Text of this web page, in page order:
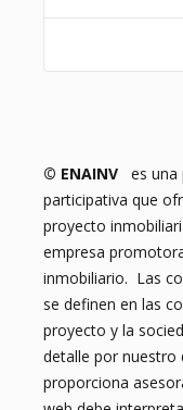
25 años de
construcción
390.000€ y es
rehabilitar, que
constituido por
apartamentos
encuentra libre
registro). Los
respaldo de la
deudas y es
INFORME
© ENAINV
es una
participativa que
proyecto
empresa
inmobiliario. Las
se definen en las
proyecto y la
detalle por nuestro
proporciona